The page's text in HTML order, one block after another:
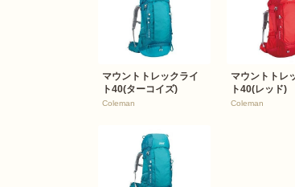
マウントトレックライ
ト40(ターコイズ)
Coleman
マウントトレ
ト40(レッド)
Coleman